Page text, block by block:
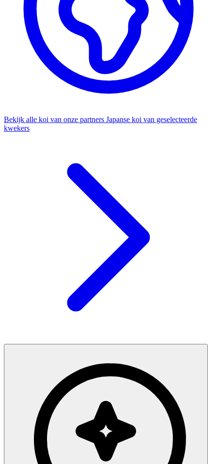
Bekijk alle koi van onze partners Japanse koi van geselecteerde
kwekers